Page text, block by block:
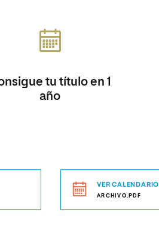
tu título en 1
año
VER
ARCHIVO.PDF